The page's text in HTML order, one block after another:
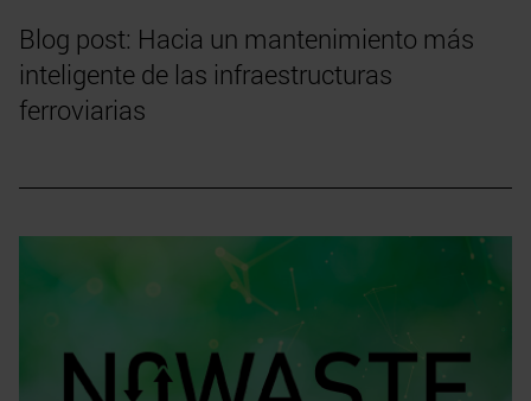
Blog post: Hacia un mantenimiento más
inteligente de las infraestructuras
ferroviarias